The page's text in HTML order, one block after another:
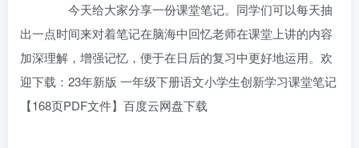
今天给大家分享一份课堂笔记。同学们可以每天抽
出一点时间来对着笔记在脑海中回忆老师在课堂上讲的内容
加深理解，增强记忆，便于在日后的复习中更好地运用。欢
迎下载：23年新版 一年级下册语文小学生创新学习课堂笔记
【168页PDF文件】百度云网盘下载